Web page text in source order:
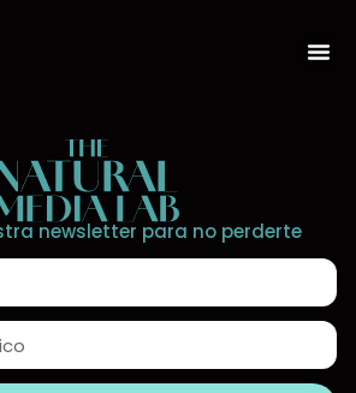
newsletter para no perderte